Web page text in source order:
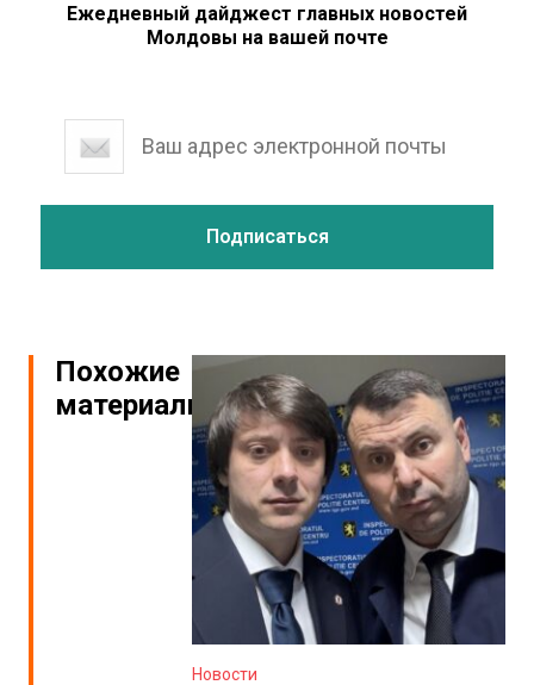
Ежедневный дайджест главных новостей
Молдовы на вашей почте
Похожие
материалы
Новости